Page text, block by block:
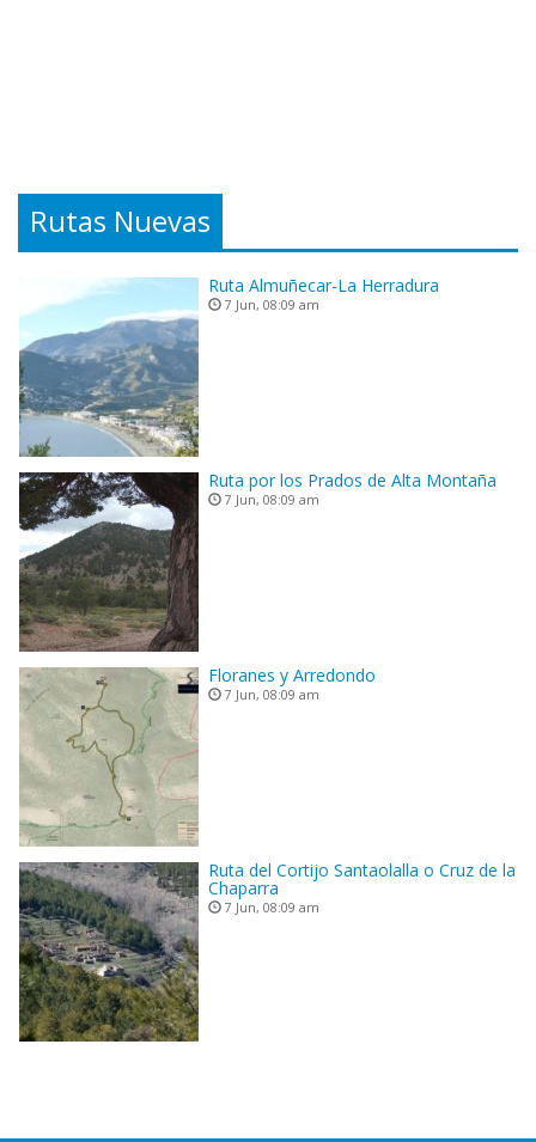
Rutas Nuevas
Ruta Almuñecar-La Herradura
7 Jun, 08:09 am
Ruta por los Prados de Alta Montaña
7 Jun, 08:09 am
Floranes y Arredondo
7 Jun, 08:09 am
Ruta del Cortijo Santaolalla o Cruz de la
Chaparra
7 Jun, 08:09 am